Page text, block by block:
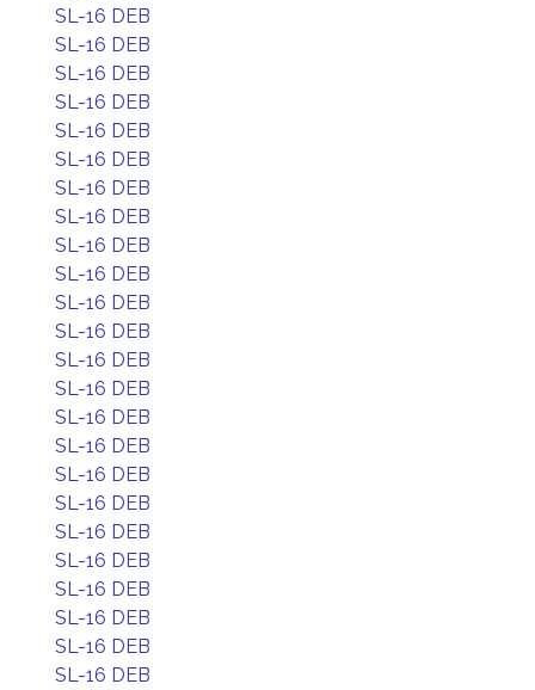
SL-16 DEB
SL-16 DEB
SL-16 DEB
SL-16 DEB
SL-16 DEB
SL-16 DEB
SL-16 DEB
SL-16 DEB
SL-16 DEB
SL-16 DEB
SL-16 DEB
SL-16 DEB
SL-16 DEB
SL-16 DEB
SL-16 DEB
SL-16 DEB
SL-16 DEB
SL-16 DEB
SL-16 DEB
SL-16 DEB
SL-16 DEB
SL-16 DEB
SL-16 DEB
SL-16 DEB